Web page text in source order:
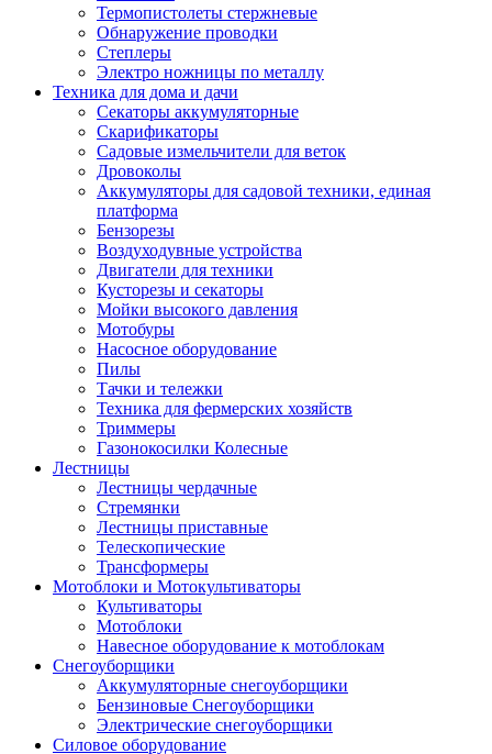
Термопистолеты стержневые
Обнаружение проводки
Степлеры
Электро ножницы по металлу
Техника для дома и дачи
Секаторы аккумуляторные
Скарификаторы
Садовые измельчители для веток
Дровоколы
Аккумуляторы для садовой техники, единая
платформа
Бензорезы
Воздуходувные устройства
Двигатели для техники
Кусторезы и секаторы
Мойки высокого давления
Мотобуры
Насосное оборудование
Пилы
Тачки и тележки
Техника для фермерских хозяйств
Триммеры
Газонокосилки Колесные
Лестницы
Лестницы чердачные
Стремянки
Лестницы приставные
Телескопические
Трансформеры
Мотоблоки и Мотокультиваторы
Культиваторы
Мотоблоки
Навесное оборудование к мотоблокам
Снегоуборщики
Аккумуляторные снегоуборщики
Бензиновые Снегоуборщики
Электрические снегоуборщики
Силовое оборудование